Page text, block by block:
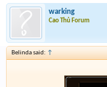
warking
Cao Thủ Forum
Belinda said: ↑